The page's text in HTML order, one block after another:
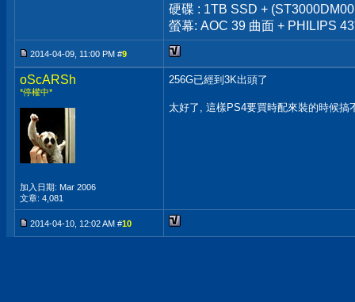
硬碟 : 1TB SSD +
螢幕: AOC 39 曲面 + PHILIPS
2014-04-09, 11:00 PM #9
oScARSh
*停權中*
加入日期: Mar 2006
文章: 4,081
256G已經到3K出頭了
太好了, 這樣PS4要買時配來裝的時候搞
2014-04-10, 12:02 AM #10